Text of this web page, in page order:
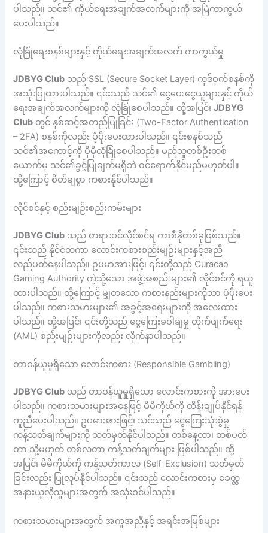
ပါသည်။ သင်၏ ကိုယ်ရေးအချက်အလက်များကို အမြဲကာကွယ်
ပေးပါသည်။
လုံခြုံရေးစနစ်များနှင့် ကိုယ်ရေးအချက်အလက် ကာကွယ်မှု
JDBYG Club သည် SSL (Secure Socket Layer) ကုဒ်ဝှက်စနစ်ကို
အသုံးပြုထားပါသည်။ ၎င်းသည် သင်၏ ငွေပေးငွေယူများနှင့် ကိုယ်
ရေးအချက်အလက်များကို လုံခြုံစေပါသည်။ ထို့အပြင်၊JDBYG
Club တွင် နှစ်ဆင့်အတည်ပြုခြင်း (Two-Factor Authentication
– 2FA) စနစ်ကိုလည်း ပံ့ပိုးပေးထားပါသည်။ ၎င်းစနစ်သည်
သင်၏အကောင့်ကို ပိုမိုလုံခြုံစေပါသည်။ မည်သူတစ်ဦးတစ်
ယောက်မှ သင်၏ခွင့်ပြုချက်မရှိဘဲ ဝင်ရောက်နိုင်မည်မဟုတ်ပါ။
ထို့ကြောင့် စိတ်ချစွာ ကစားနိုင်ပါသည်။
လိုင်စင်နှင့် စည်းမျဉ်းစည်းကမ်းများ
JDBYG Club သည် တရားဝင်လိုင်စင်ရ ကာစီနိုတစ်ခုဖြစ်သည်။
၎င်းသည် နိုင်ငံတကာ လောင်းကစားစည်းမျဉ်းများနှင့်အညီ
လည်ပတ်နေပါသည်။ ဥပမာအားဖြင့်၊ ၎င်းတို့သည် Curacao
Gaming Authority ကဲ့သို့သော အဖွဲ့အစည်းများ၏ လိုင်စင်ကို ရယူ
ထားပါသည်။ ထို့ကြောင့် မျှတသော ကစားနည်းများကိုသာ ပံ့ပိုးပေး
ပါသည်။ ကစားသမားများ၏ အခွင့်အရေးများကို အလေးထား
ပါသည်။ ထို့အပြင်၊ ၎င်းတို့သည် ငွေကြေးခဝါချမှု တိုက်ဖျက်ရေး
(AML) စည်းမျဉ်းများကိုလည်း လိုက်နာပါသည်။
တာဝန်ယူမှုရှိသော လောင်းကစား (Responsible Gambling)
JDBYG Club သည် တာဝန်ယူမှုရှိသော လောင်းကစားကို အားပေး
ပါသည်။ ကစားသမားများအနေဖြင့် မိမိကိုယ်ကို ထိန်းချုပ်နိုင်ရန်
ကူညီပေးပါသည်။ ဥပမာအားဖြင့်၊ သင်သည် ငွေကြေးသုံးစွဲမှု
ကန့်သတ်ချက်များကို သတ်မှတ်နိုင်ပါသည်။ တစ်နေ့တာ၊ တစ်ပတ်
တာ သို့မဟုတ် တစ်လတာ ကန့်သတ်ချက်များ ဖြစ်ပါသည်။ ထို့
အပြင်၊ မိမိကိုယ်ကို ကန့်သတ်ကာလ (Self-Exclusion) သတ်မှတ်
ခြင်းလည်း ပြုလုပ်နိုင်ပါသည်။ ၎င်းသည် လောင်းကစားမှ ခေတ္တ
အနားယူလိုသူများအတွက် အသုံးဝင်ပါသည်။
ကစားသမားများအတွက် အကူအညီနှင့် အရင်းအမြစ်များ